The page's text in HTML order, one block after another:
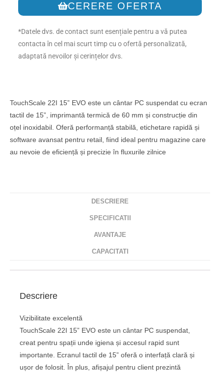
CERERE OFERTA
*Datele dvs. de contact sunt esențiale pentru a vă putea
contacta în cel mai scurt timp cu o ofertă personalizată,
adaptată nevoilor și cerințelor dvs.
TouchScale 22I 15” EVO este un cântar PC suspendat cu ecran
tactil de 15”, imprimantă termică de 60 mm și construcție din
oțel inoxidabil. Oferă performanță stabilă, etichetare rapidă și
software avansat pentru retail, fiind ideal pentru magazine care
au nevoie de eficiență și precizie în fluxurile zilnice
DESCRIERE
SPECIFICATII
AVANTAJE
CAPACITATI
Descriere
Vizibilitate excelentă
TouchScale 22I 15” EVO este un cântar PC suspendat,
creat pentru spații unde igiena și accesul rapid sunt
importante. Ecranul tactil de 15” oferă o interfață clară și
ușor de folosit. În plus, afișajul pentru client prezintă